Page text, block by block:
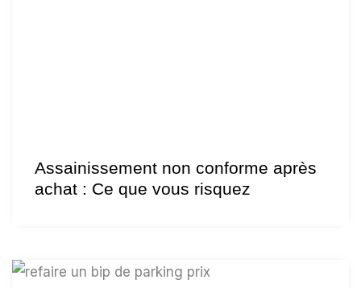
Assainissement non conforme après
achat : Ce que vous risquez